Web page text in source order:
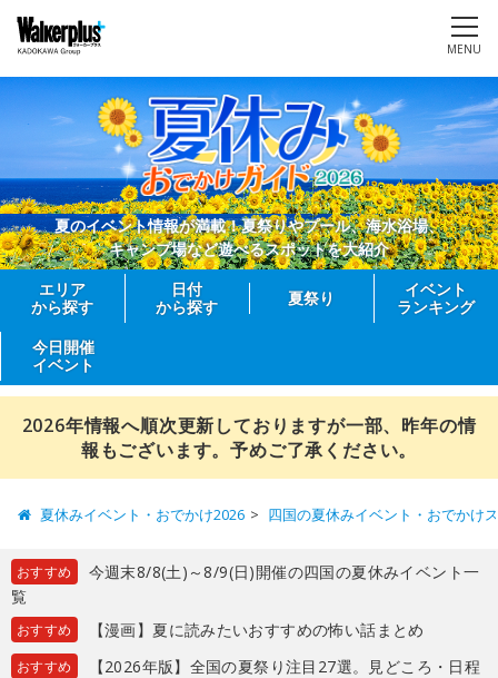
MENU
夏のイベント情報が満載！夏祭りやプール、海水浴場、
キャンプ場など遊べるスポットを大紹介
エリア
から探す
日付
から探す
夏祭り
イベント
ランキング
今日開催
イベント
2026年情報へ順次更新しておりますが一部、昨年の情
報もございます。予めご了承ください。
夏休みイベント・おでかけ2026 四国の夏休みイベント・おでかけ
おすすめ
今週末8/8(土)～8/9(日)開催の四国の夏休みイベント一
覧
おすすめ 【漫画】夏に読みたいおすすめの怖い話まとめ
おすすめ
【2026年版】全国の夏祭り注目27選。見どころ・日程